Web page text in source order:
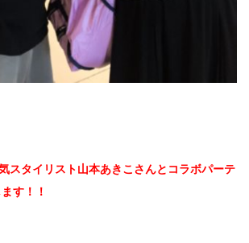
スタイリスト山本あきこさんとコラボパーテ
す！！